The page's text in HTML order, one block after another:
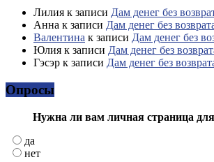
Лилия к записи Дам денег без
Анна к записи Дам денег без
Валентина к записи Дам денег без
Юлия к записи Дам денег без
Гэсэр к записи Дам денег без
Опросы
Нужна ли вам личная страница для
да
нет